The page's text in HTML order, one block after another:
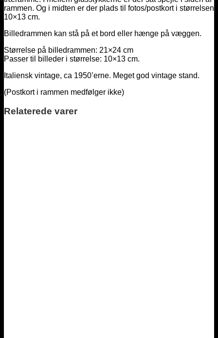
rammen. Og i midten er der plads til fotos/postkort i størrelsen
10×13 cm.
Billedrammen kan stå på et bord eller hænge på væggen.
Størrelse på billedrammen: 21×24 cm
Passer til billeder i størrelse: 10×13 cm.
Italiensk vintage, ca 1950’erne. Meget god vintage stand.
(Postkort i rammen medfølger ikke)
Relaterede varer